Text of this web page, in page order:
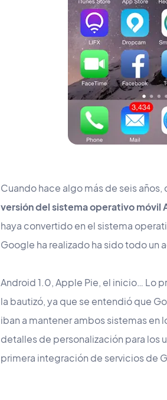
Cuando hace algo más de seis años,
versión del sistema operativo móvil
haya convertido en el sistema
Google ha realizado ha sido todo un
Android 1.0, Apple Pie, el inicio… Lo
la bautizó, ya que se entendió que
iban a mantener ambos sistemas en
detalles de personalización para los
primera integración de servicios de